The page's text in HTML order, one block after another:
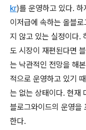
kr)를 운영하고 있다. 하
이저급에 속하는 올블
지 않고 있는 실정이다.
도 시장이 재편된다면
는 낙관적인 전망을 해
적으로 운영하고 있기
는 없는 상태이다. 현재
블로그와이드의 운영을
한다.